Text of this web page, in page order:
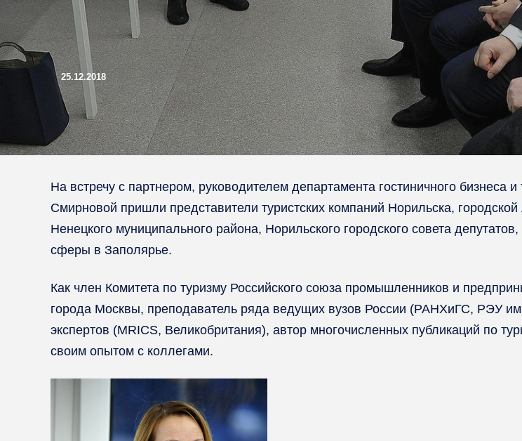
25.12.2018
На встречу с партнером, руководителем департамента гостиничного
Смирновой пришли представители туристских компаний Норильска,
Ненецкого муниципального района, Норильского городского совета
сферы в Заполярье.
Как член Комитета по туризму Российского союза промышленников и
города Москвы, преподаватель ряда ведущих вузов России (РАНХиГС, РЭУ
экспертов (MRICS, Великобритания), автор многочисленных публикаций по
своим опытом с коллегами.